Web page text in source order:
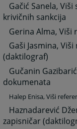
Gačić Sanela,
krivičnih sankcija
Gerina Alma, Viši
Gaši Jasmina,
(daktilograf)
Gučanin
dokumenata
Halep Enisa, Viši
Haznadarević
zapisničar